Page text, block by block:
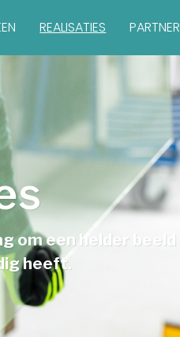
REALISATIES
om een helder
heeft.